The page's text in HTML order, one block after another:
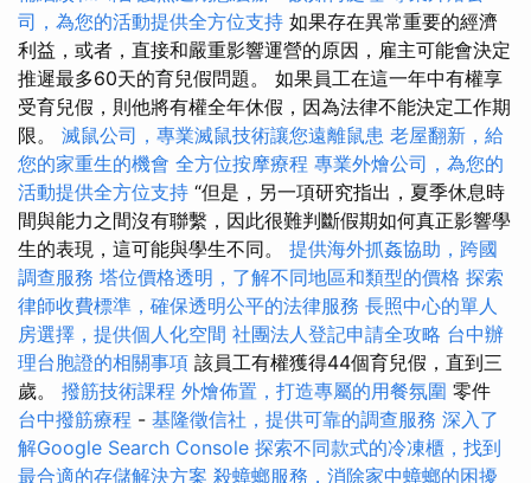
司，為您的活動提供全方位支持 如果存在異常重要的經濟
利益，或者，直接和嚴重影響運營的原因，雇主可能會決定
推遲最多60天的育兒假問題。 如果員工在這一年中有權享
受育兒假，則他將有權全年休假，因為法律不能決定工作期
限。 滅鼠公司，專業滅鼠技術讓您遠離鼠患 老屋翻新，給
您的家重生的機會 全方位按摩療程 專業外燴公司，為您的
活動提供全方位支持 “但是，另一項研究指出，夏季休息時
間與能力之間沒有聯繫，因此很難判斷假期如何真正影響學
生的表現，這可能與學生不同。 提供海外抓姦協助，跨國
調查服務 塔位價格透明，了解不同地區和類型的價格 探索
律師收費標準，確保透明公平的法律服務 長照中心的單人
房選擇，提供個人化空間 社團法人登記申請全攻略 台中辦
理台胞證的相關事項 該員工有權獲得44個育兒假，直到三
歲。 撥筋技術課程 外燴佈置，打造專屬的用餐氛圍 零件
台中撥筋療程 - 基隆徵信社，提供可靠的調查服務 深入了
解Google Search Console 探索不同款式的冷凍櫃，找到
最合適的存儲解決方案 殺蟑螂服務，消除家中蟑螂的困擾